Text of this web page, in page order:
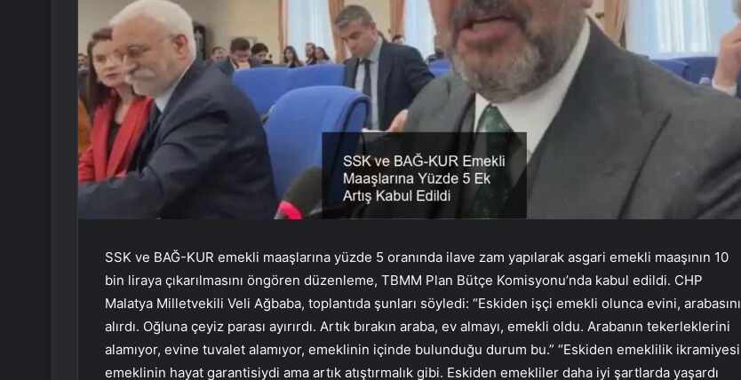
SSK ve BAĞ-KUR emekli maaşlarına yüzde 5 oranında ilave zam yapılarak asgari emekli maaşının 10
bin liraya çıkarılmasını öngören düzenleme, TBMM Plan Bütçe Komisyonu’nda kabul edildi. CHP
Malatya Milletvekili Veli Ağbaba, toplantıda şunları söyledi: “Eskiden işçi emekli olunca evini, arabasını
alırdı. Oğluna çeyiz parası ayırırdı. Artık bırakın araba, ev almayı, emekli oldu. Arabanın tekerleklerini
alamıyor, evine tuvalet alamıyor, emeklinin içinde bulunduğu durum bu.” “Eskiden emeklilik ikramiyesi
emeklinin hayat garantisiydi ama artık atıştırmalık gibi. Eskiden emekliler daha iyi şartlarda yaşardı